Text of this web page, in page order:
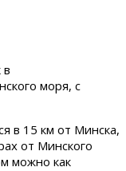
в
моря, с
в 15 км от Минска,
от Минского
можно как